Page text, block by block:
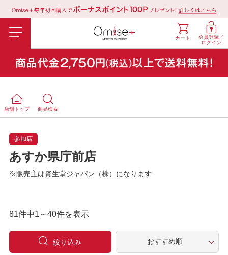
会員登録／
ログイン
カート
店舗トップ 商品検索
参加店
あすか県庁前店
※販売主は資生堂ジャパン（株）になります
81件中1～40件を表示
絞り込み